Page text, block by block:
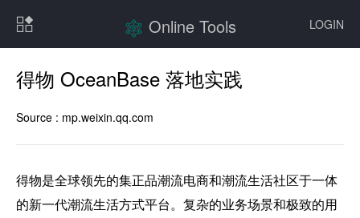
LOGIN
Online Tools
得物 OceanBase 落地实践
Source : mp.weixin.qq.com
得物是全球领先的集正品潮流电商和潮流生活社区于一体
的新一代潮流生活方式平台。复杂的业务场景和极致的用